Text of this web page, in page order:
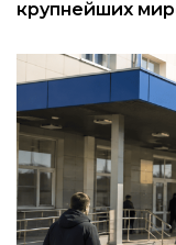
крупнейших